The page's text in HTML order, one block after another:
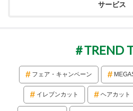
サービス
TREND
フェア・キャンペーン
イレブンカット ヘアカット